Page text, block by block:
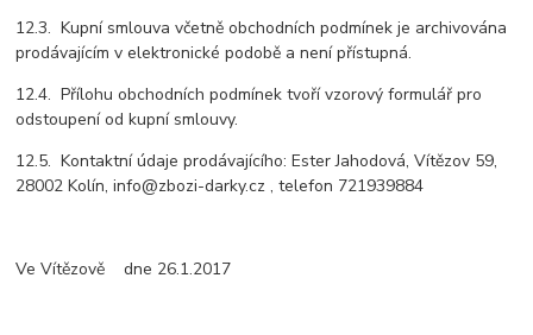
12.3. Kupní smlouva včetně obchodních podmínek je archivována
prodávajícím v elektronické podobě a není přístupná.
12.4. Přílohu obchodních podmínek tvoří vzorový formulář pro
odstoupení od kupní smlouvy.
12.5. Kontaktní údaje prodávajícího: Ester Jahodová, Vítězov 59,
28002 Kolín, info@zbozi-darky.cz , telefon 721939884
Ve Vítězově dne 26.1.2017